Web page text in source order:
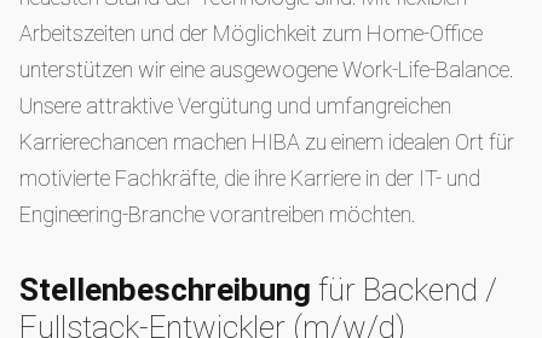
Arbeitszeiten und der Möglichkeit zum Home-Office
unterstützen wir eine ausgewogene Work-Life-Balance.
Unsere attraktive Vergütung und umfangreichen
Karrierechancen machen HIBA zu einem idealen Ort für
motivierte Fachkräfte, die ihre Karriere in der IT- und
Engineering-Branche vorantreiben möchten.
Stellenbeschreibung für Backend /
Fullstack-Entwickler (m/w/d)